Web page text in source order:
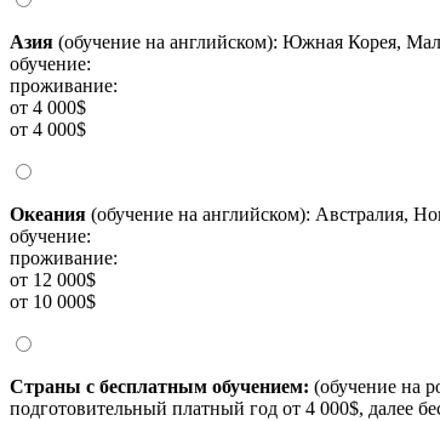
Азия (обучение на английском): Южная Корея,
обучение:
проживание:
от 4 000$
от 4 000$
Океания (обучение на английском): Австралия,
обучение:
проживание:
от 12 000$
от 10 000$
Страны с бесплатным обучением: (обучение на
подготовительный платный год от 4 000$, далее